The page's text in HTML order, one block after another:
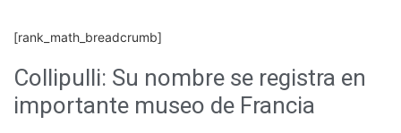
[rank_math_breadcrumb]
Collipulli: Su nombre se registra en
importante museo de Francia